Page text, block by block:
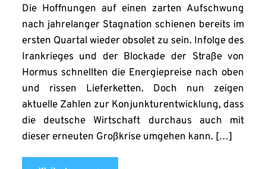
Die Hoffnungen auf einen zarten Aufschwung
nach jahrelanger Stagnation schienen bereits im
ersten Quartal wieder obsolet zu sein. Infolge des
Irankrieges und der Blockade der Straße von
Hormus schnellten die Energiepreise nach oben
und rissen Lieferketten. Doch nun zeigen
aktuelle Zahlen zur Konjunkturentwicklung, dass
die deutsche Wirtschaft durchaus auch mit
dieser erneuten Großkrise umgehen kann. […]